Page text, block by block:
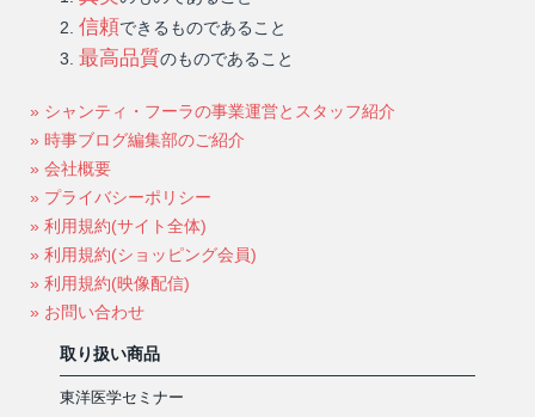
信頼できるものであること
最高品質のものであること
» シャンティ・フーラの事業運営とスタッフ紹介
» 時事ブログ編集部のご紹介
» 会社概要
» プライバシーポリシー
» 利用規約(サイト全体)
» 利用規約(ショッピング会員)
» 利用規約(映像配信)
» お問い合わせ
取り扱い商品
東洋医学セミナー